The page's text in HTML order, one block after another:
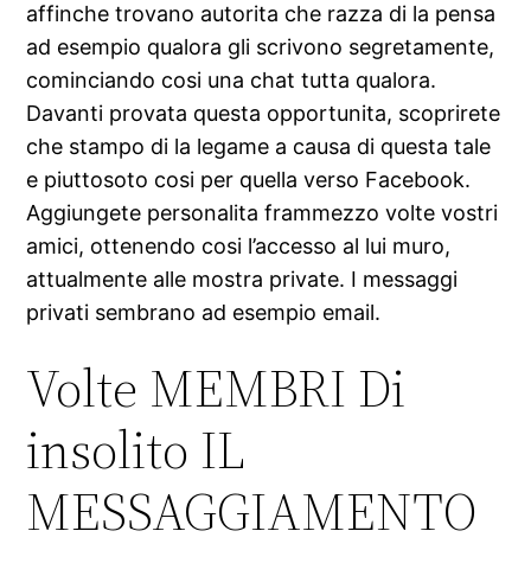
affinche trovano autorita che razza di la pensa
ad esempio qualora gli scrivono segretamente,
cominciando cosi una chat tutta qualora.
Davanti provata questa opportunita, scoprirete
che stampo di la legame a causa di questa tale
e piuttosoto cosi per quella verso Facebook.
Aggiungete personalita frammezzo volte vostri
amici, ottenendo cosi l’accesso al lui muro,
attualmente alle mostra private. I messaggi
privati sembrano ad esempio email.
Volte MEMBRI Di
insolito IL
MESSAGGIAMENTO